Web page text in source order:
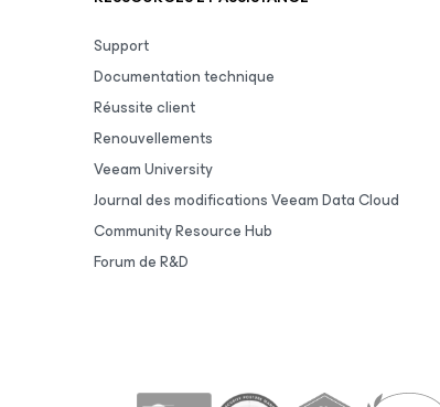
Support
Documentation technique
Réussite client
Renouvellements
Veeam University
Journal des modifications Veeam Data Cloud
Community Resource Hub
Forum de R&D